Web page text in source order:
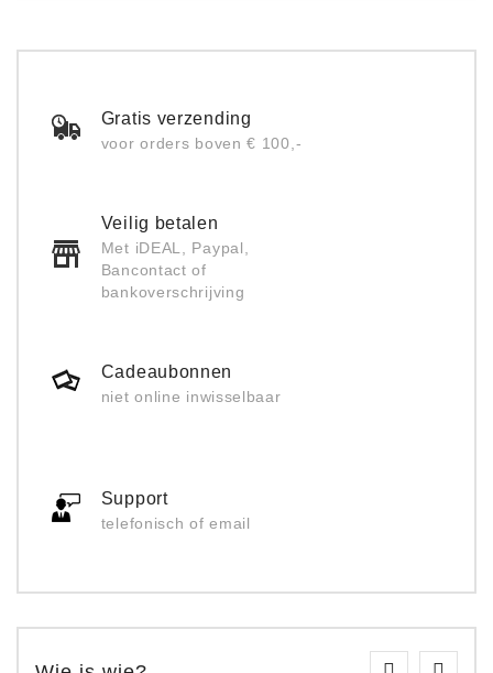
Gratis verzending
voor orders boven € 100,-
Veilig betalen
Met iDEAL, Paypal,
Bancontact of
bankoverschrijving
Cadeaubonnen
niet online inwisselbaar
Support
telefonisch of email